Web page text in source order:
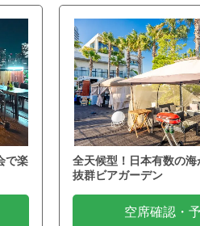
で楽
全天候型！日本有数の
抜群ビアガーデン
空席確認・